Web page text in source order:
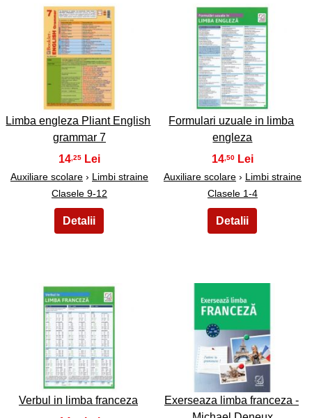
15
Limba engleza Pliant English
grammar 7
14 ,25
Auxiliare scolare› Limbi straine
Clasele 9-12
16
Formulari uzuale in limba
engleza
14 ,50
Auxiliare scolare› Limbi straine
Clasele 1-4
17
Verbul in limba franceza
18
Exerseaza limba franceza -